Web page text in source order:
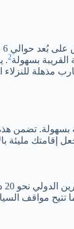
بسهولة2
.
مذهلة للنزلاء
بسهولة. تضمن
إقامتك مليئة
مواقف